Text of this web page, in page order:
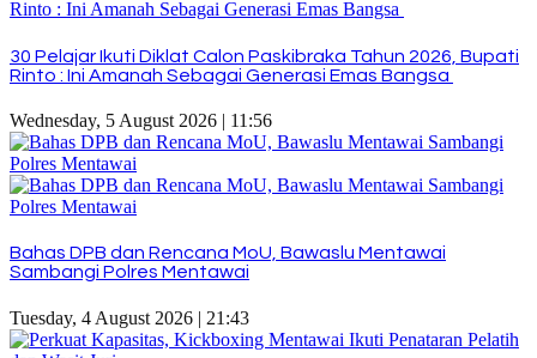
30 Pelajar Ikuti Diklat Calon Paskibraka Tahun 2026, Bupati
Rinto : Ini Amanah Sebagai Generasi Emas Bangsa
Wednesday, 5 August 2026 | 11:56
Bahas DPB dan Rencana MoU, Bawaslu Mentawai
Sambangi Polres Mentawai
Tuesday, 4 August 2026 | 21:43